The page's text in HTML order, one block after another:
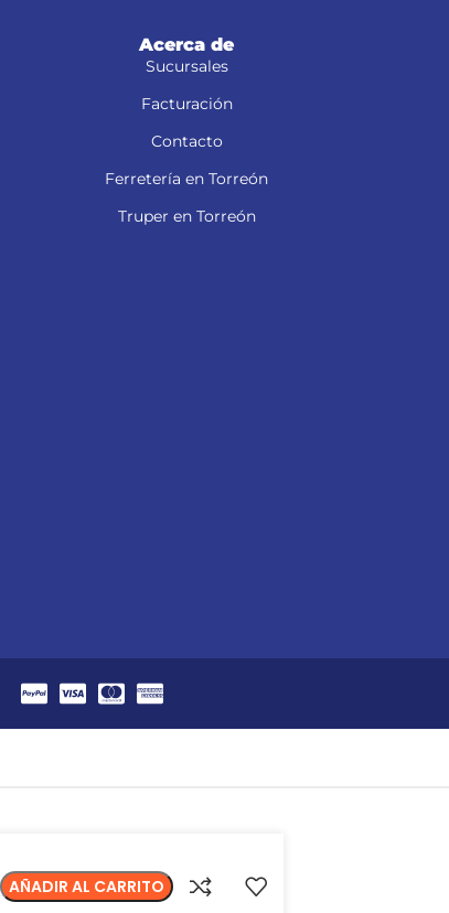
Acerca de
Sucursales
Facturación
Contacto
Ferretería en Torreón
Truper en Torreón
AÑADIR AL CARRITO